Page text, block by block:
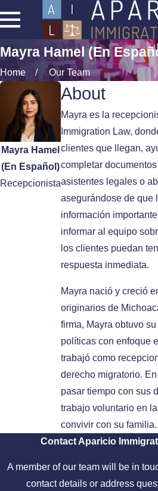
Mayra Hamel (En
Home Our Team
Mayra Hamel
(En Español)
Recepcionista
About
Mayra es la
Immigration Law,
clientes que llegan,
completar
asistentes legales o
asegurándose de que
información
informar al equipo
los clientes puedan
respuesta inmediata.
Mayra nació y creció
originarios de
firma, Mayra obtuvo
políticas con enfoque
trabajó como
derecho migratorio.
pasar tiempo con sus
trabajo voluntario en
convivir con su familia.
Contact Aparicio
A member of our team will be in
contact details or address